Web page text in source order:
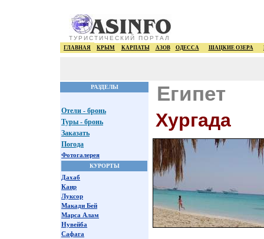
ТУРИСТИЧЕСКИЙ ПОРТАЛ
ГЛАВНАЯ КРЫМ КАРПАТЫ АЗОВ ОДЕССА ШАЦКИЕ ОЗЕРА
РАЗДЕЛЫ Египет
Отели - бронь
Туры - бронь
Заказать
Погода
Фотогалерея
КУРОРТЫ
Дахаб
Каир
Луксор
Макади Бей
Марса Алам
Нувейба
Сафага
Хургада